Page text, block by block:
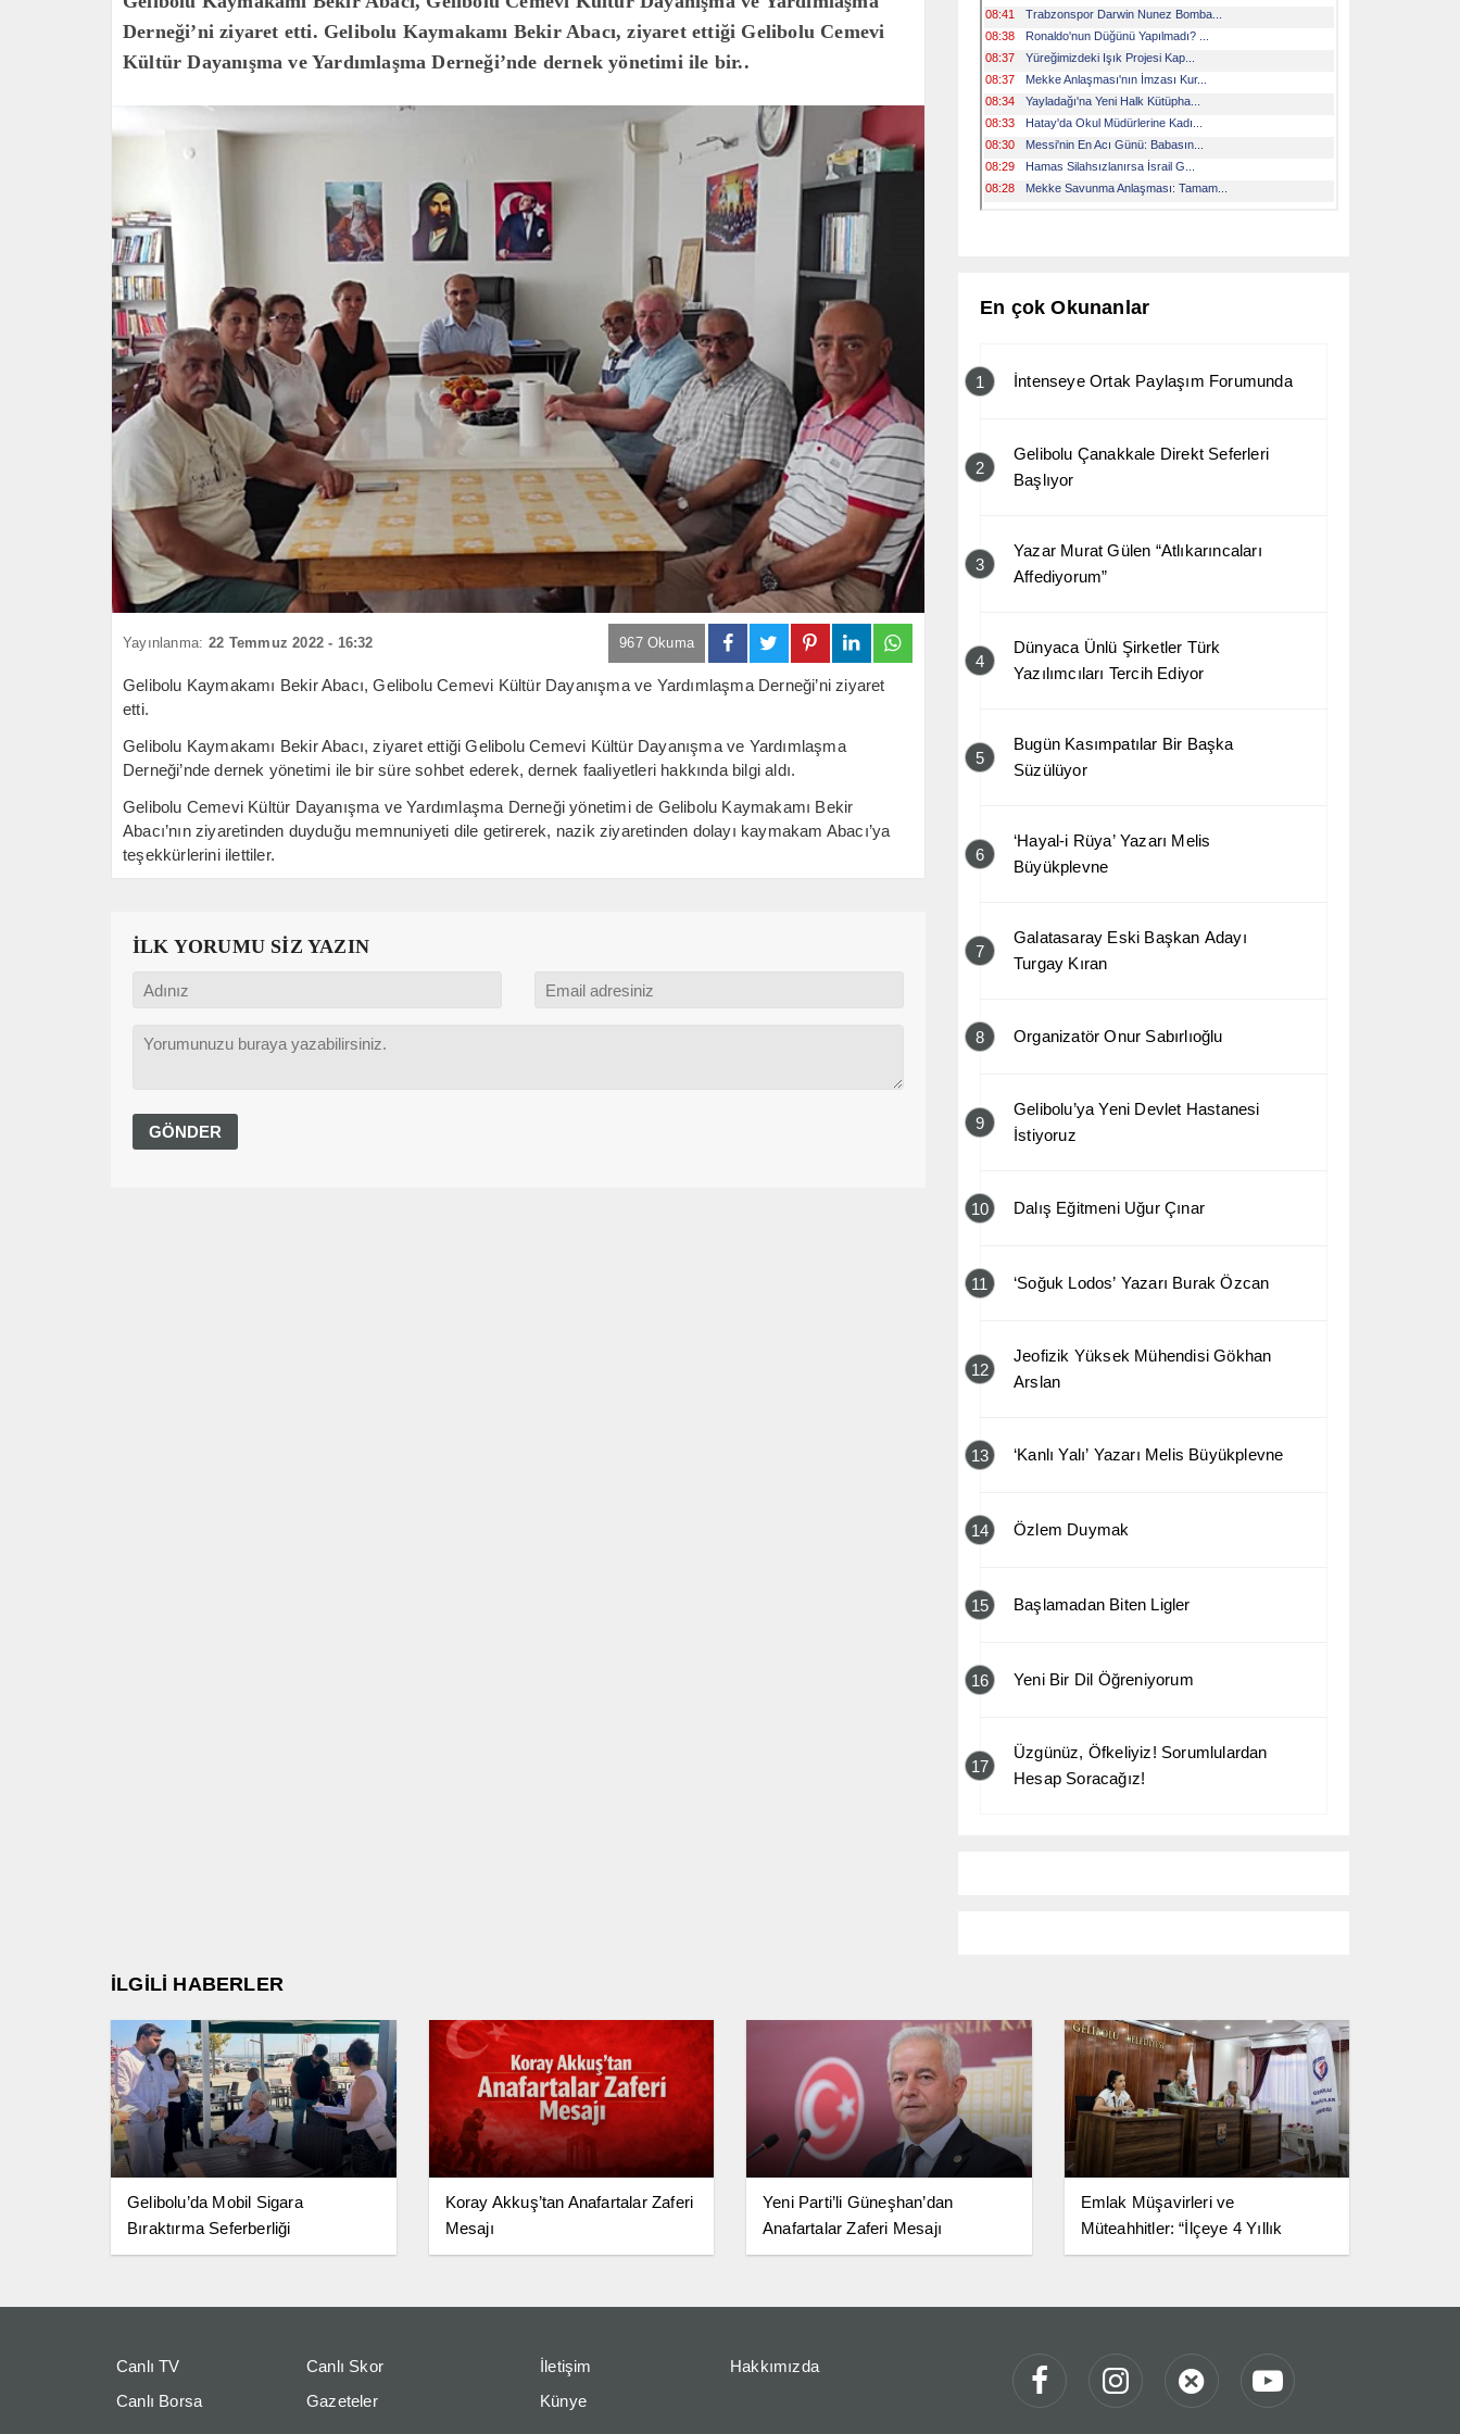
Derneği’ni ziyaret etti. Gelibolu Kaymakamı Bekir Abacı, ziyaret ettiği Gelibolu Cemevi
Kültür Dayanışma ve Yardımlaşma Derneği’nde dernek yönetimi ile bir..
Yayınlanma: 22 Temmuz 2022 - 16:32 967 Okuma
Gelibolu Kaymakamı Bekir Abacı, Gelibolu Cemevi Kültür Dayanışma ve Yardımlaşma Derneği’ni ziyaret
etti.
Gelibolu Kaymakamı Bekir Abacı, ziyaret ettiği Gelibolu Cemevi Kültür Dayanışma ve Yardımlaşma
Derneği’nde dernek yönetimi ile bir süre sohbet ederek, dernek faaliyetleri hakkında bilgi aldı.
Gelibolu Cemevi Kültür Dayanışma ve Yardımlaşma Derneği yönetimi de Gelibolu Kaymakamı Bekir
Abacı’nın ziyaretinden duyduğu memnuniyeti dile getirerek, nazik ziyaretinden dolayı kaymakam Abacı’ya
teşekkürlerini ilettiler.
İLK YORUMU SİZ YAZIN
En çok Okunanlar
1 İntenseye Ortak Paylaşım Forumunda
2
Gelibolu Çanakkale Direkt Seferleri
Başlıyor
3
Yazar Murat Gülen “Atlıkarıncaları
Affediyorum”
4
Dünyaca Ünlü Şirketler Türk
Yazılımcıları Tercih Ediyor
5
Bugün Kasımpatılar Bir Başka
Süzülüyor
6
‘Hayal-i Rüya’ Yazarı Melis
Büyükplevne
7
Galatasaray Eski Başkan Adayı
Turgay Kıran
8 Organizatör Onur Sabırlıoğlu
9
Gelibolu’ya Yeni Devlet Hastanesi
İstiyoruz
10 Dalış Eğitmeni Uğur Çınar
11 ‘Soğuk Lodos’ Yazarı Burak Özcan
12
Jeofizik Yüksek Mühendisi Gökhan
Arslan
13 ‘Kanlı Yalı’ Yazarı Melis Büyükplevne
14 Özlem Duymak
15 Başlamadan Biten Ligler
16 Yeni Bir Dil Öğreniyorum
17
Üzgünüz, Öfkeliyiz! Sorumlulardan
Hesap Soracağız!
İLGİLİ HABERLER
Gelibolu’da Mobil Sigara
Bıraktırma Seferberliği
Koray Akkuş’tan Anafartalar Zaferi
Mesajı
Yeni Parti’li Güneşhan’dan
Anafartalar Zaferi Mesajı
Emlak Müşavirleri ve
Müteahhitler: “İlçeye 4 Yıllık
Fakülte Şart”
Canlı TV
Canlı Skor
Canlı Borsa
Gazeteler
İletişim
Hakkımızda
Künye